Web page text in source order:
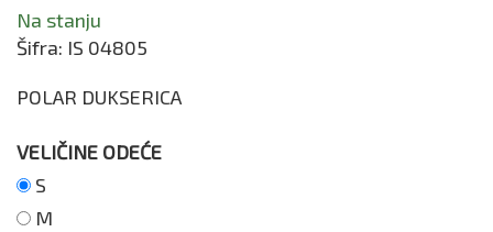
Na stanju
Šifra: IS 04805
POLAR DUKSERICA
VELIČINE ODEĆE
S
M